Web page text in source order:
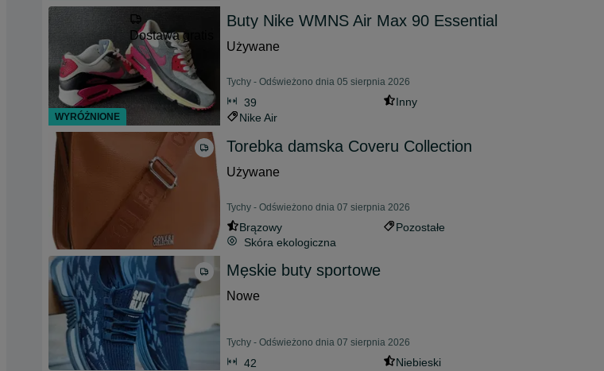
Dostawa gratis
Buty Nike WMNS Air Max 90 Essential
Używane
Tychy - Odświeżono dnia 05 sierpnia 2026
39
Inny
Nike Air
Torebka damska Coveru Collection
Używane
Tychy - Odświeżono dnia 07 sierpnia 2026
Brązowy
Pozostałe
Skóra ekologiczna
Męskie buty sportowe
Nowe
Tychy - Odświeżono dnia 07 sierpnia 2026
42 Niebieski
WYRÓŻNIONE